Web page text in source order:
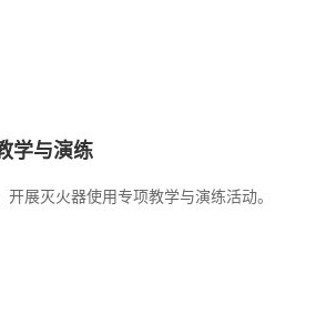
学与演练
展灭火器使用专项教学与演练活动。